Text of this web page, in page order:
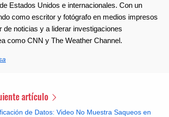
Estados Unidos e internacionales. Con un
como escritor y fotógrafo en medios impresos
de noticias y a liderar investigaciones
como CNN y The Weather Channel.
artículo
de Datos: Video No Muestra Saqueos en